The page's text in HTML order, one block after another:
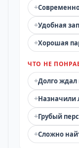
+
+Удобная
+Хорошая
ЧТО НЕ
+Долго ждал
+Назначили
+Грубый
+Сложно